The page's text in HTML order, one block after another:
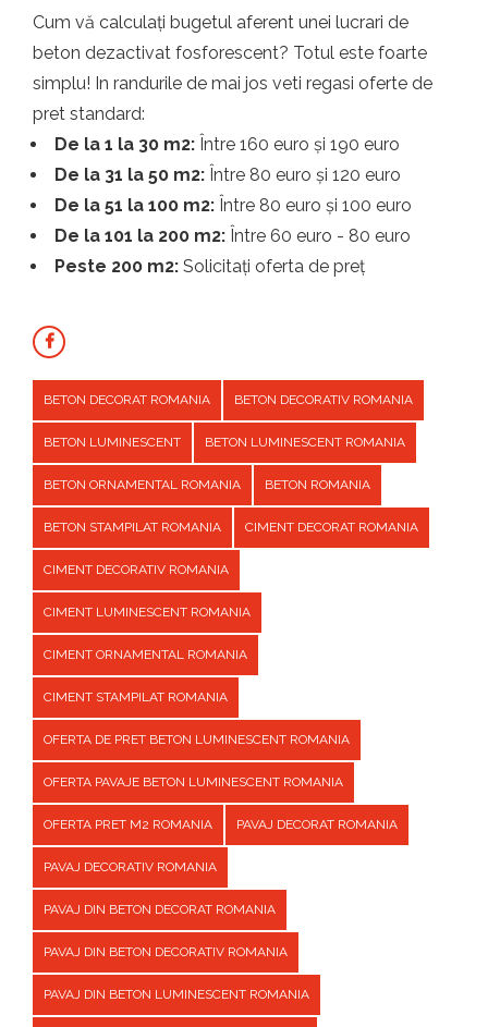
Cum vă calculați bugetul aferent unei lucrari de
beton dezactivat fosforescent? Totul este foarte
simplu! In randurile de mai jos veti regasi oferte de
pret standard:
De la 1 la 30 m2: Între 160 euro și 190 euro
De la 31 la 50 m2: Între 80 euro și 120 euro
De la 51 la 100 m2: Între 80 euro și 100 euro
De la 101 la 200 m2: Între 60 euro - 80 euro
Peste 200 m2: Solicitați oferta de preț
BETON DECORAT ROMANIA BETON DECORATIV ROMANIA
BETON LUMINESCENT BETON LUMINESCENT ROMANIA
BETON ORNAMENTAL ROMANIA BETON ROMANIA
BETON STAMPILAT ROMANIA CIMENT DECORAT ROMANIA
CIMENT DECORATIV ROMANIA
CIMENT LUMINESCENT ROMANIA
CIMENT ORNAMENTAL ROMANIA
CIMENT STAMPILAT ROMANIA
OFERTA DE PRET BETON LUMINESCENT ROMANIA
OFERTA PAVAJE BETON LUMINESCENT ROMANIA
OFERTA PRET M2 ROMANIA PAVAJ DECORAT ROMANIA
PAVAJ DECORATIV ROMANIA
PAVAJ DIN BETON DECORAT ROMANIA
PAVAJ DIN BETON DECORATIV ROMANIA
PAVAJ DIN BETON LUMINESCENT ROMANIA